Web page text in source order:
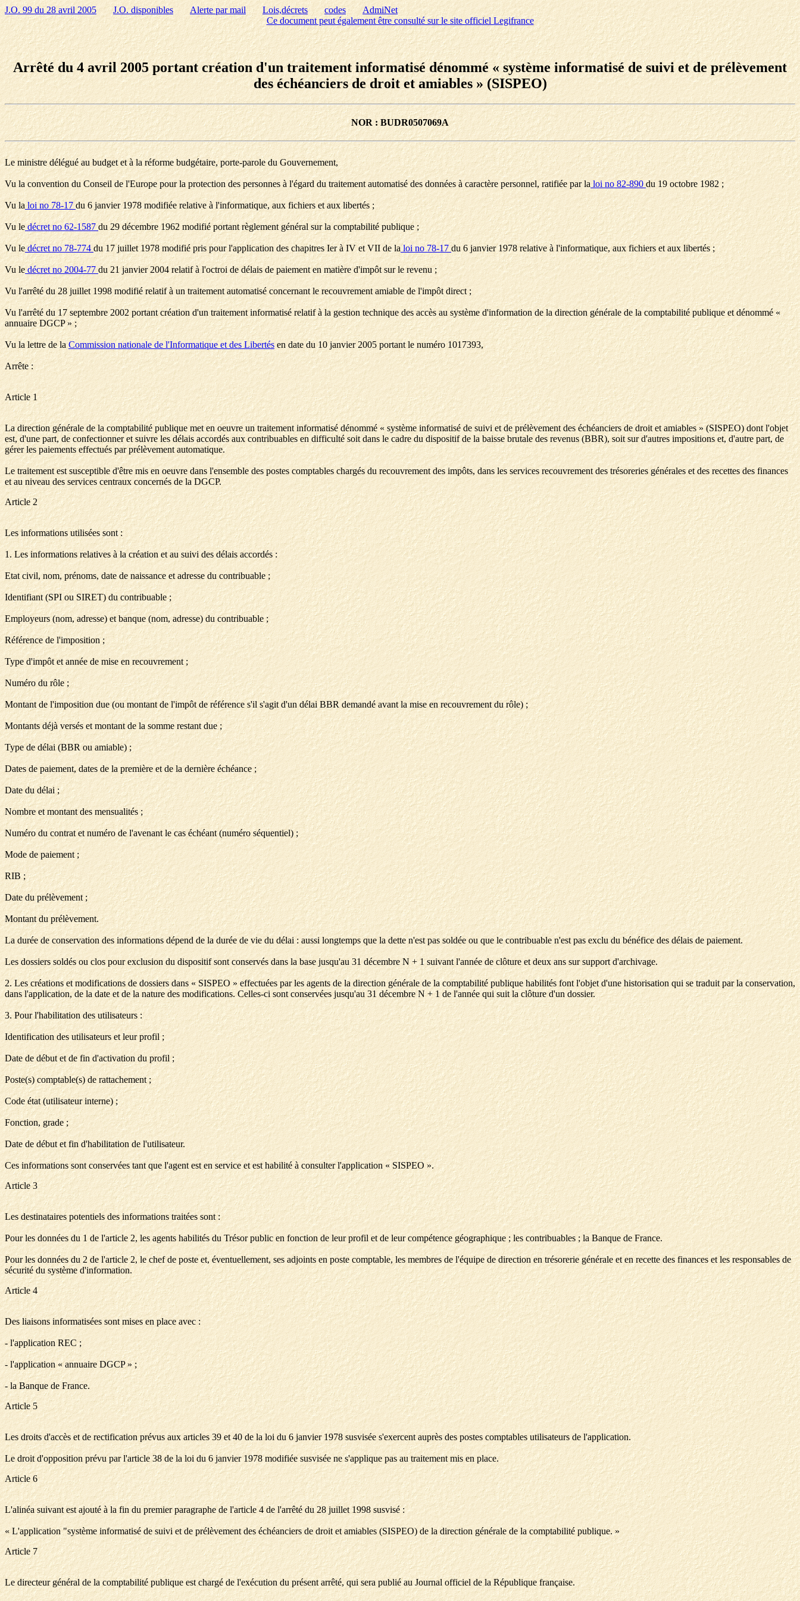
J.O. 99 du 28 avril 2005 J.O. disponibles Alerte par mail Lois,décrets codes
AdmiNet
Ce document peut également être consulté sur le site officiel Legifrance
Arrêté du 4 avril 2005 portant création d'un traitement informatisé dénommé « système informatisé de suivi et de prélèvement
des échéanciers de droit et amiables » (SISPEO)
NOR : BUDR0507069A
Le ministre délégué au budget et à la réforme budgétaire, porte-parole du Gouvernement,
Vu la convention du Conseil de l'Europe pour la protection des personnes à l'égard du traitement automatisé des données à caractère personnel, ratifiée par laloi no 82-890du 19 octobre 1982 ;
Vu laloi no 78-17du 6 janvier 1978 modifiée relative à l'informatique, aux fichiers et aux libertés ;
Vu ledécret no 62-1587du 29 décembre 1962 modifié portant règlement général sur la comptabilité publique ;
Vu ledécret no 78-774 du 17 juillet 1978 modifié pris pour l'application des chapitres Ier à IV et VII de laloi no 78-17du 6 janvier 1978 relative à l'informatique, aux fichiers et aux libertés ;
Vu ledécret no 2004-77 du 21 janvier 2004 relatif à l'octroi de délais de paiement en matière d'impôt sur le revenu ;
Vu l'arrêté du 28 juillet 1998 modifié relatif à un traitement automatisé concernant le recouvrement amiable de l'impôt direct ;
Vu l'arrêté du 17 septembre 2002 portant création d'un traitement informatisé relatif à la gestion technique des accès au système d'information de la direction générale de la comptabilité publique et dénommé «
annuaire DGCP » ;
Vu la lettre de laCommission nationale de l'Informatique et des Libertés en date du 10 janvier 2005 portant le numéro 1017393,
Arrête :
Article 1
La direction générale de la comptabilité publique met en oeuvre un traitement informatisé dénommé « système informatisé de suivi et de prélèvement des échéanciers de droit et amiables » (SISPEO) dont l'objet
est, d'une part, de confectionner et suivre les délais accordés aux contribuables en difficulté soit dans le cadre du dispositif de la baisse brutale des revenus (BBR), soit sur d'autres impositions et, d'autre part, de
gérer les paiements effectués par prélèvement automatique.
Le traitement est susceptible d'être mis en oeuvre dans l'ensemble des postes comptables chargés du recouvrement des impôts, dans les services recouvrement des trésoreries générales et des recettes des finances
et au niveau des services centraux concernés de la DGCP.
Article 2
Les informations utilisées sont :
1. Les informations relatives à la création et au suivi des délais accordés :
Etat civil, nom, prénoms, date de naissance et adresse du contribuable ;
Identifiant (SPI ou SIRET) du contribuable ;
Employeurs (nom, adresse) et banque (nom, adresse) du contribuable ;
Référence de l'imposition ;
Type d'impôt et année de mise en recouvrement ;
Numéro du rôle ;
Montant de l'imposition due (ou montant de l'impôt de référence s'il s'agit d'un délai BBR demandé avant la mise en recouvrement du rôle) ;
Montants déjà versés et montant de la somme restant due ;
Type de délai (BBR ou amiable) ;
Dates de paiement, dates de la première et de la dernière échéance ;
Date du délai ;
Nombre et montant des mensualités ;
Numéro du contrat et numéro de l'avenant le cas échéant (numéro séquentiel) ;
Mode de paiement ;
RIB ;
Date du prélèvement ;
Montant du prélèvement.
La durée de conservation des informations dépend de la durée de vie du délai : aussi longtemps que la dette n'est pas soldée ou que le contribuable n'est pas exclu du bénéfice des délais de paiement.
Les dossiers soldés ou clos pour exclusion du dispositif sont conservés dans la base jusqu'au 31 décembre N + 1 suivant l'année de clôture et deux ans sur support d'archivage.
2. Les créations et modifications de dossiers dans « SISPEO » effectuées par les agents de la direction générale de la comptabilité publique habilités font l'objet d'une historisation qui se traduit par la conservation,
dans l'application, de la date et de la nature des modifications. Celles-ci sont conservées jusqu'au 31 décembre N + 1 de l'année qui suit la clôture d'un dossier.
3. Pour l'habilitation des utilisateurs :
Identification des utilisateurs et leur profil ;
Date de début et de fin d'activation du profil ;
Poste(s) comptable(s) de rattachement ;
Code état (utilisateur interne) ;
Fonction, grade ;
Date de début et fin d'habilitation de l'utilisateur.
Ces informations sont conservées tant que l'agent est en service et est habilité à consulter l'application « SISPEO ».
Article 3
Les destinataires potentiels des informations traitées sont :
Pour les données du 1 de l'article 2, les agents habilités du Trésor public en fonction de leur profil et de leur compétence géographique ; les contribuables ; la Banque de France.
Pour les données du 2 de l'article 2, le chef de poste et, éventuellement, ses adjoints en poste comptable, les membres de l'équipe de direction en trésorerie générale et en recette des finances et les responsables de
sécurité du système d'information.
Article 4
Des liaisons informatisées sont mises en place avec :
- l'application REC ;
- l'application « annuaire DGCP » ;
- la Banque de France.
Article 5
Les droits d'accès et de rectification prévus aux articles 39 et 40 de la loi du 6 janvier 1978 susvisée s'exercent auprès des postes comptables utilisateurs de l'application.
Le droit d'opposition prévu par l'article 38 de la loi du 6 janvier 1978 modifiée susvisée ne s'applique pas au traitement mis en place.
Article 6
L'alinéa suivant est ajouté à la fin du premier paragraphe de l'article 4 de l'arrêté du 28 juillet 1998 susvisé :
« L'application "système informatisé de suivi et de prélèvement des échéanciers de droit et amiables (SISPEO) de la direction générale de la comptabilité publique. »
Article 7
Le directeur général de la comptabilité publique est chargé de l'exécution du présent arrêté, qui sera publié au Journal officiel de la République française.